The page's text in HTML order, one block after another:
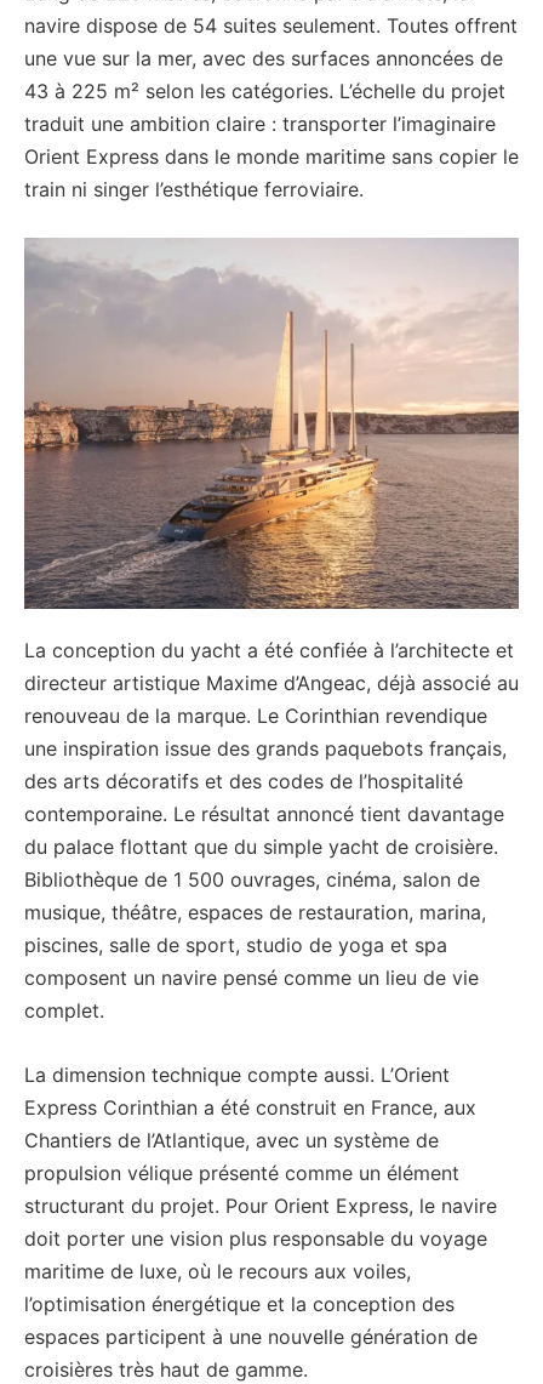
navire dispose de 54 suites seulement. Toutes offrent
une vue sur la mer, avec des surfaces annoncées de
43 à 225 m² selon les catégories. L’échelle du projet
traduit une ambition claire : transporter l’imaginaire
Orient Express dans le monde maritime sans copier le
train ni singer l’esthétique ferroviaire.
La conception du yacht a été confiée à l’architecte et
directeur artistique Maxime d’Angeac, déjà associé au
renouveau de la marque. Le Corinthian revendique
une inspiration issue des grands paquebots français,
des arts décoratifs et des codes de l’hospitalité
contemporaine. Le résultat annoncé tient davantage
du palace flottant que du simple yacht de croisière.
Bibliothèque de 1 500 ouvrages, cinéma, salon de
musique, théâtre, espaces de restauration, marina,
piscines, salle de sport, studio de yoga et spa
composent un navire pensé comme un lieu de vie
complet.
La dimension technique compte aussi. L’Orient
Express Corinthian a été construit en France, aux
Chantiers de l’Atlantique, avec un système de
propulsion vélique présenté comme un élément
structurant du projet. Pour Orient Express, le navire
doit porter une vision plus responsable du voyage
maritime de luxe, où le recours aux voiles,
l’optimisation énergétique et la conception des
espaces participent à une nouvelle génération de
croisières très haut de gamme.